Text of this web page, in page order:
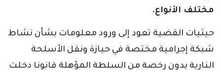
مختلف الأنواع.
حيثيات القضية تعود إلى ورود معلومات بشأن نشاط
شبكة إجرامية مختصة في حيازة ونقل الأسلحة
النارية بدون رخصة من السلطة المؤهلة قانونا دخلت